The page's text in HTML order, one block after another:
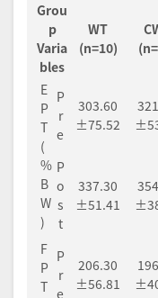
Grou
p
WT
(n=10)
Varia
bles
E
P
T
(
%
B
W
)
P
r
e
303.60
±75.52
P
o
s
t
337.30
±51.41
F
P
T
P
r
e
206.30
±56.81